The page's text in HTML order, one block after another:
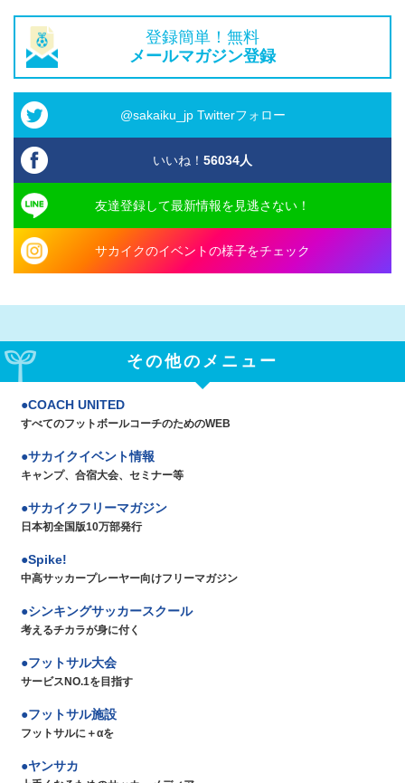
登録簡単！無料
メールマガジン登録
@sakaiku_jp Twitterフォロー
いいね！ 56034人
友達登録して最新情報を見逃さない！
サカイクのイベントの様子をチェック
その他のメニュー
COACH UNITED
すべてのフットボールコーチのためのWEB
サカイクイベント情報
キャンプ、合宿大会、セミナー等
サカイクフリーマガジン
日本初全国版10万部発行
Spike!
中高サッカープレーヤー向けフリーマガジン
シンキングサッカースクール
考えるチカラが身に付く
フットサル大会
サービスNO.1を目指す
フットサル施設
フットサルに＋αを
ヤンサカ